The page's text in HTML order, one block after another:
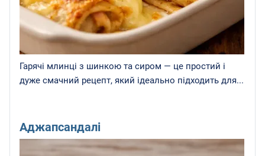
Гарячі млинці з шинкою та сиром — це простий і
дуже смачний рецепт, який ідеально підходить для...
Аджапсандалі